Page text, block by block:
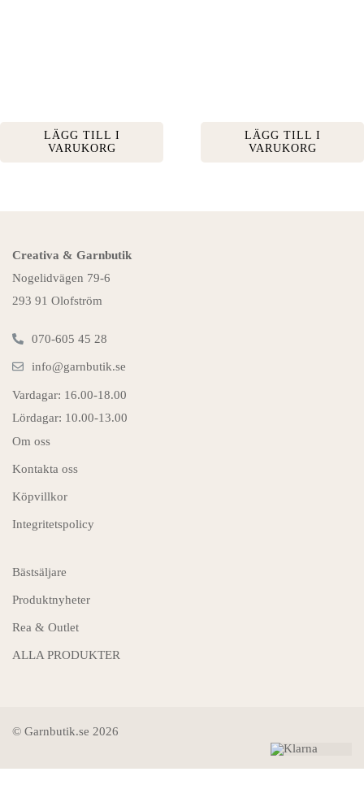
LÄGG TILL I
VARUKORG
LÄGG TILL I
VARUKORG
Creativa & Garnbutik
Nogelidvägen 79-6
293 91 Olofström
070-605 45 28
info@garnbutik.se
Vardagar: 16.00-18.00
Lördagar: 10.00-13.00
Om oss
Kontakta oss
Köpvillkor
Integritetspolicy
Bästsäljare
Produktnyheter
Rea & Outlet
ALLA PRODUKTER
© Garnbutik.se 2026